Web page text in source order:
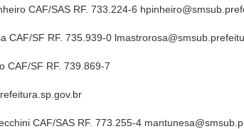
CAF/SAS RF. 733.224-6
CAF/SF RF. 735.939-0
CAF/SF RF. 739.869-7
CAF/SAS RF. 773.255-4